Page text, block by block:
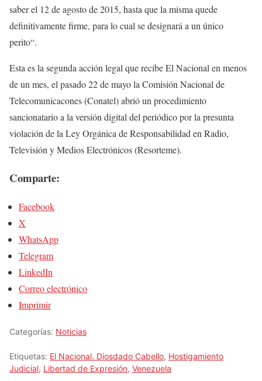
saber el 12 de agosto de 2015, hasta que la misma quede
definitivamente firme, para lo cual se designará a un único
perito“.
Esta es la segunda acción legal que recibe El Nacional en menos
de un mes, el pasado 22 de mayo la Comisión Nacional de
Telecomunicacones (Conatel) abrió un procedimiento
sancionatario a la versión digital del periódico por la presunta
violación de la Ley Orgánica de Responsabilidad en Radio,
Televisión y Medios Electrónicos (Resorteme).
Comparte:
Facebook
X
WhatsApp
Telegram
LinkedIn
Correo electrónico
Imprimir
Categorías: Noticias
Etiquetas: El Nacional. Diosdado Cabello, Hostigamiento
Judicial, Libertad de Expresión, Venezuela